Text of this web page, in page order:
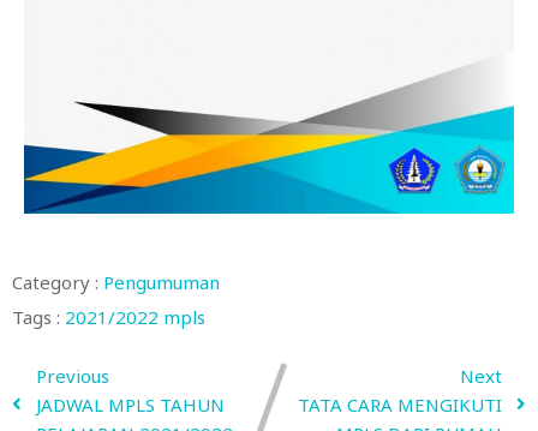
Category : Pengumuman
Tags : 2021/2022 mpls
Previous
JADWAL MPLS TAHUN
Next
TATA CARA MENGIKUTI